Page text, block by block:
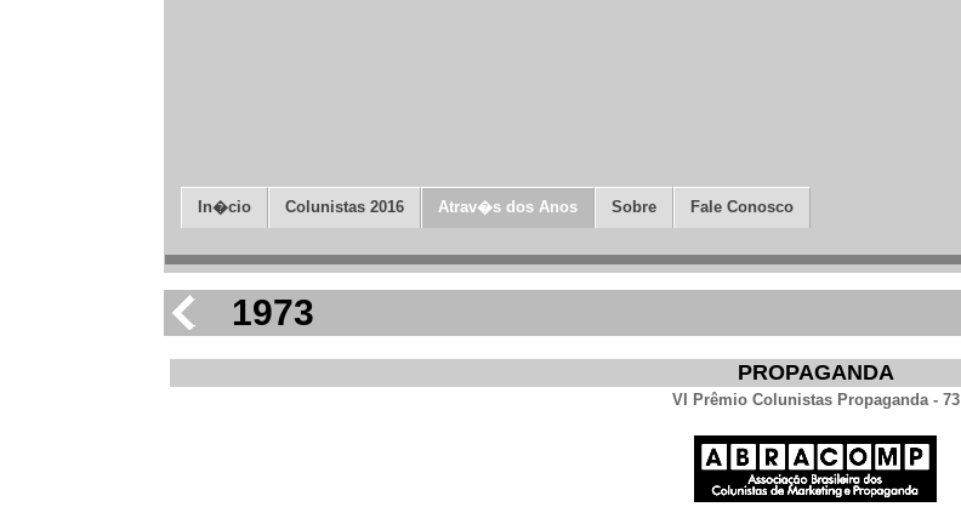
In�cio Colunistas 2016 Atrav�s dos Anos Sobre Fale Conosco
1973
PROPAGANDA
VI Prêmio Colunistas Propaganda - 73